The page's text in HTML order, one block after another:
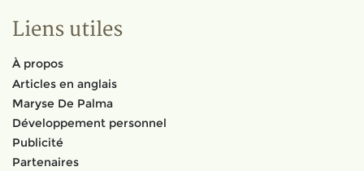
Liens utiles
À propos
Articles en anglais
Maryse De Palma
Développement personnel
Publicité
Partenaires